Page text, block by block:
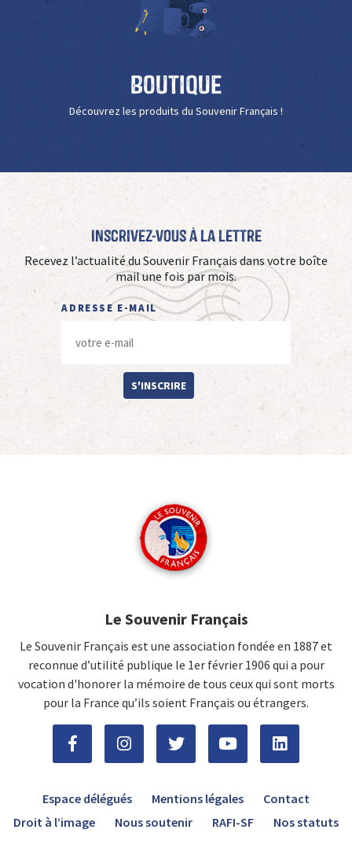
Boutique
Découvrez les produits du Souvenir Français !
Inscrivez-vous à La Lettre
Recevez l’actualité du Souvenir Français dans votre boîte
mail une fois par mois.
ADRESSE E-MAIL
S'INSCRIRE
Le Souvenir Français
Le Souvenir Français est une association fondée en 1887 et
reconnue d’utilité publique le 1er février 1906 qui a pour
vocation d'honorer la mémoire de tous ceux qui sont morts
pour la France qu’ils soient Français ou étrangers.
Espace délégués Mentions légales
Contact
Droit à l’image
Nous soutenir RAFI-SF Nos statuts